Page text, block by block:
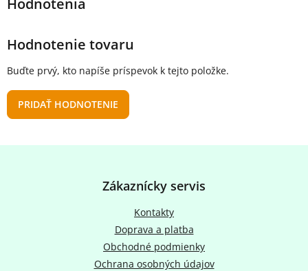
Hodnotenie tovaru
Buďte prvý, kto napíše príspevok k tejto položke.
PRIDAŤ HODNOTENIE
Zákaznícky servis
Kontakty
Doprava a platba
Obchodné podmienky
Ochrana osobných údajov